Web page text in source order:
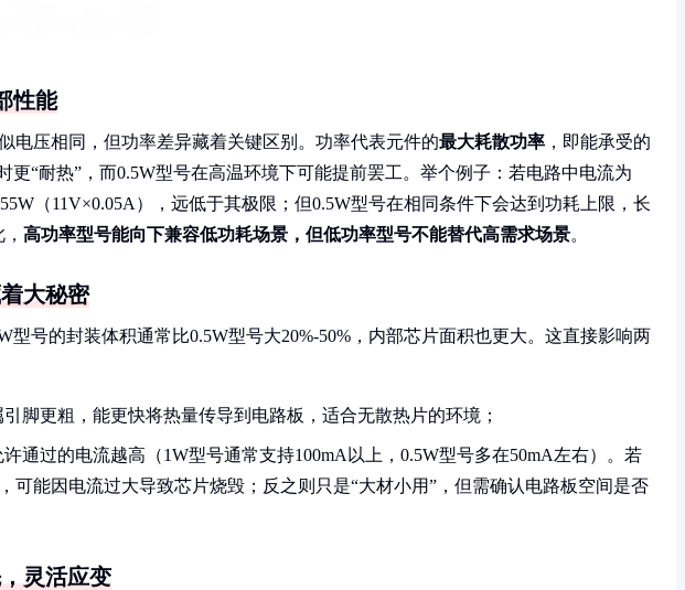
性能
电压相同，但功率差异藏着关键区别。功率代表元件的最大耗散功率 ，即能承受的
更“耐热”，而0.5W型号在高温环境下可能提前罢工。举个例子：若电路中电流为
（11V×0.05A），远低于其极限；但0.5W型号在相同条件下会达到功耗上限，长
高功率型号能向下兼容低功耗场景，但低功率型号不能替代高需求场景。
大秘密
型号的封装体积通常比0.5W型号大20%-50%，内部芯片面积也更大。这直接影响两
引脚更粗，能更快将热量传导到电路板，适合无散热片的环境；
许通过的电流越高（1W型号通常支持100mA以上，0.5W型号多在50mA左右）。若
可能因电流过大导致芯片烧毁；反之则只是“大材小用”，但需确认电路板空间是否
灵活应变